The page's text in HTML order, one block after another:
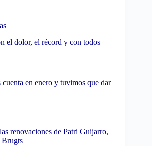
el dolor, el récord y con todos
en enero y tuvimos que dar
renovaciones de Patri Guijarro,
Brugts